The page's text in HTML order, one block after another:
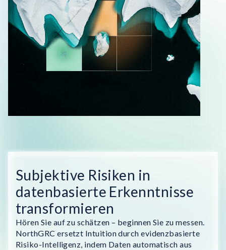
Subjektive Risiken in
datenbasierte Erkenntnisse
transformieren
Hören Sie auf zu schätzen – beginnen Sie zu messen.
NorthGRC ersetzt Intuition durch evidenzbasierte
Risiko-Intelligenz, indem Daten automatisch aus